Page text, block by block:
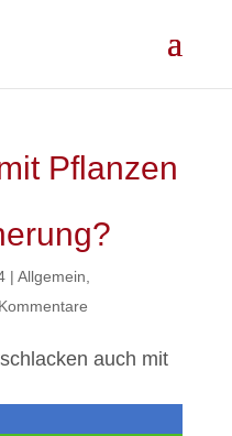
Pflanzen
| Allgemein